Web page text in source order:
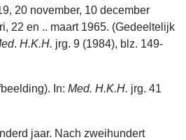
20 november, 10 december
22 en .. maart 1965. (Gedeeltelijk
. H.K.H. jrg. 9 (1984), blz. 149-
In: Med. H.K.H. jrg. 41
jaar. Nach zweihundert